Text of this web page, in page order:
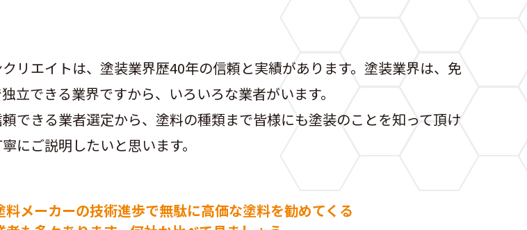
リエイトは、塗装業界歴40年の信頼と実績があります。塗装業界は、免
立できる業界ですから、いろいろな業者がいます。
できる業者選定から、塗料の種類まで皆様にも塗装のことを知って頂け
にご説明したいと思います。
料メーカーの技術進歩で無駄に高価な塗料を勧めてくる